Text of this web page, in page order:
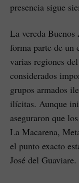
presencia sigue
La vereda
forma parte de un
varias regiones
considerados
grupos armados
ilícitas. Aunque
aseguraron que
La Macarena,
el punto exacto
José del Guaviare.